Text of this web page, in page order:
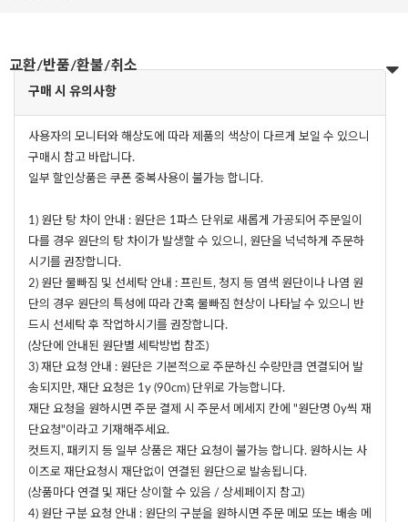
교환/반품/환불/취소
구매 시 유의사항
사용자의 모니터와 해상도에 따라 제품의 색상이 다르게 보일 수 있으니
구매시 참고 바랍니다.
일부 할인상품은 쿠폰 중복사용이 불가능 합니다.
1) 원단 탕 차이 안내 : 원단은 1파스 단위로 새롭게 가공되어 주문일이
다를 경우 원단의 탕 차이가 발생할 수 있으니, 원단을 넉넉하게 주문하
시기를 권장합니다.
2) 원단 물빠짐 및 선세탁 안내 : 프린트, 청지 등 염색 원단이나 나염 원
단의 경우 원단의 특성에 따라 간혹 물빠짐 현상이 나타날 수 있으니 반
드시 선세탁 후 작업하시기를 권장합니다.
(상단에 안내된 원단별 세탁방법 참조)
3) 재단 요청 안내 : 원단은 기본적으로 주문하신 수량만큼 연결되어 발
송되지만, 재단 요청은 1y (90cm) 단위로 가능합니다.
재단 요청을 원하시면 주문 결제 시 주문서 메세지 칸에 "원단명 0y씩 재
단요청"이라고 기재해주세요.
컷트지, 패키지 등 일부 상품은 재단 요청이 불가능 합니다. 원하시는 사
이즈로 재단요청시 재단없이 연결된 원단으로 발송됩니다.
(상품마다 연결 및 재단 상이할 수 있음 / 상세페이지 참고)
4) 원단 구분 요청 안내 : 원단의 구분을 원하시면 주문 메모 또는 배송 메